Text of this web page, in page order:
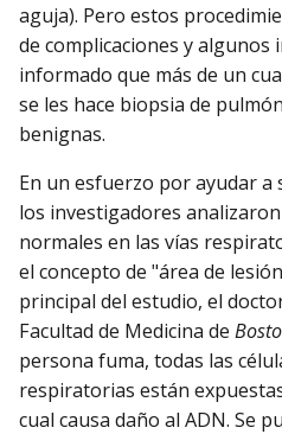
aguja). Pero estos
de complicaciones y algunos
informado que más de un
se les hace biopsia de
benignas.
En un esfuerzo por ayudar
los investigadores
normales en las vías
el concepto de "área de
principal del estudio, el
Facultad de Medicina de
persona fuma, todas las
respiratorias están
cual causa daño al ADN. Se